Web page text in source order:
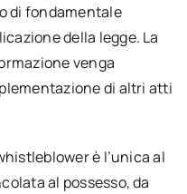
di fondamentale
della legge. La
venga
di altri atti
è l’unica al
al possesso, da